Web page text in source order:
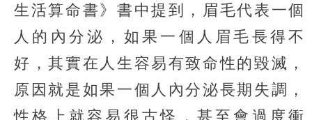
生活算命書》書中提到，眉毛代表一個
人的內分泌，如果一個人眉毛長得不
好，其實在人生容易有致命性的毀滅，
原因就是如果一個人內分泌長期失調，
性格上就容易很古怪，甚至會過度衝